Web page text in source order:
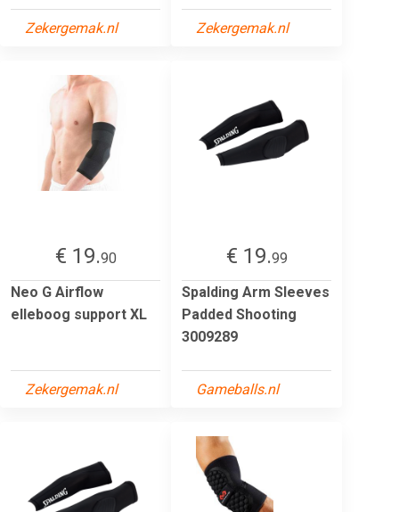
Zekergemak.nl Zekergemak.nl
€ 19.90
Neo G Airflow
elleboog support XL
Zekergemak.nl
€ 19.99
Spalding Arm Sleeves
Padded Shooting
3009289
Gameballs.nl